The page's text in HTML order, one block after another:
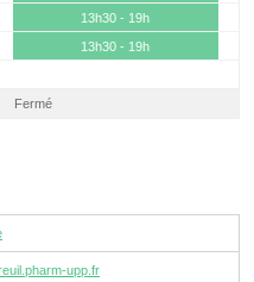
13h30 - 19h
13h30 - 19h
Fermé
upp.fr